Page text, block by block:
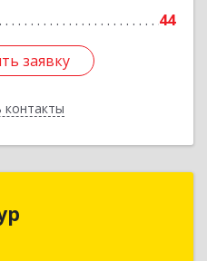
44
заявку
контакты
заявку
край, Хабаровск г,